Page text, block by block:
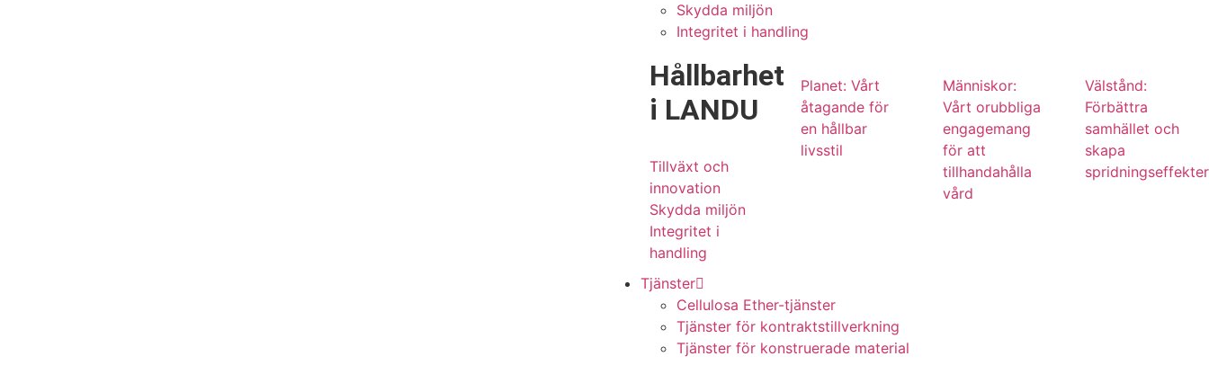
Skydda miljön
Integritet i handling
Hållbarhet
i LANDU
Tillväxt och
innovation
Skydda miljön
Integritet i
handling
Planet: Vårt
åtagande för
en hållbar
livsstil
Människor:
Vårt orubbliga
engagemang
för att
tillhandahålla
vård
Välstånd:
Förbättra
samhället och
skapa
spridningseffekter
Tjänster
Cellulosa Ether-tjänster
Tjänster för kontraktstillverkning
Tjänster för konstruerade material